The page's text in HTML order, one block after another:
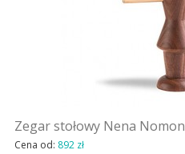
Zegar stołowy Nena Nomon
Cena od: 892 zł